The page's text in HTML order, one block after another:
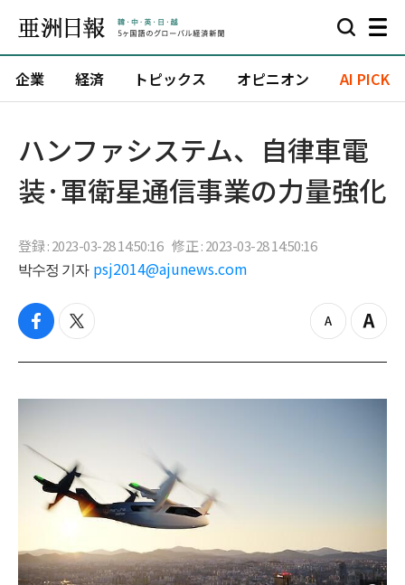
企業 経済 トピックス オピニオン AI PICK
ハンファシステム、自律車電
装·軍衛星通信事業の力量強化
登録 : 2023-03-28 14:50:16 修正 : 2023-03-28 14:50:16
박수정 기자 psj2014@ajunews.com
f
c
b
k
t
i
t
z
o
o
Z
o
i